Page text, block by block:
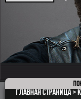
Главная страница